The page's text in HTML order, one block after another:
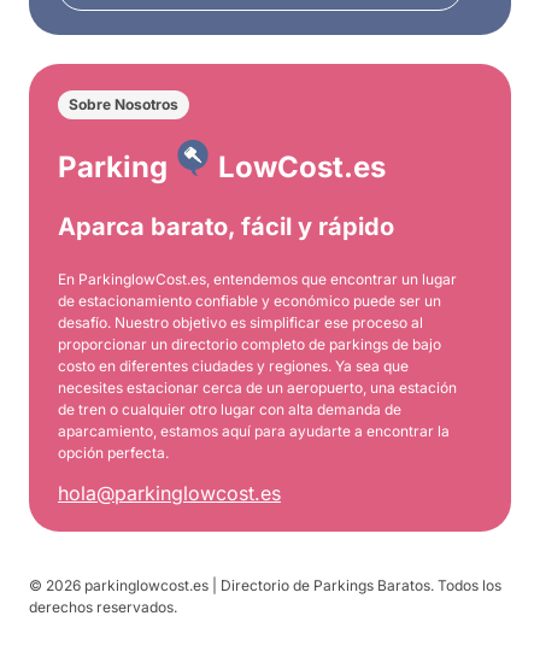
Sobre Nosotros
Parking LowCost.es
Aparca barato, fácil y rápido
En ParkinglowCost.es, entendemos que encontrar un lugar
de estacionamiento confiable y económico puede ser un
desafío. Nuestro objetivo es simplificar ese proceso al
proporcionar un directorio completo de parkings de bajo
costo en diferentes ciudades y regiones. Ya sea que
necesites estacionar cerca de un aeropuerto, una estación
de tren o cualquier otro lugar con alta demanda de
aparcamiento, estamos aquí para ayudarte a encontrar la
opción perfecta.
hola@parkinglowcost.es
© 2026 parkinglowcost.es | Directorio de Parkings Baratos. Todos los
derechos reservados.